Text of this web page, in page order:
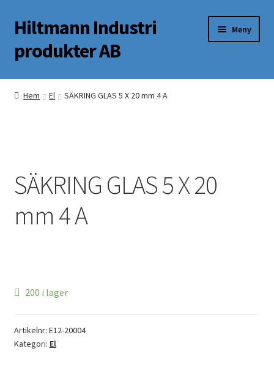
Hoppa
till
navigering
Hoppa
till
innehåll
Hiltmann Industri
produkter AB
Meny
Butik
Hem El SÄKRING GLAS 5 X 20 mm 4 A
SÄKRING GLAS 5 X 20
mm 4 A
200 i lager
Artikelnr: E12-20004
Kategori: El